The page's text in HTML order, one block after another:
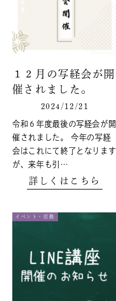
１２月の写経会が開
催されました。
2024/12/21
令和６年度最後の写経会が開
催されました。 今年の写経
会はこれにて終了となります
が、来年も引…
詳しくはこちら
イベント・活動